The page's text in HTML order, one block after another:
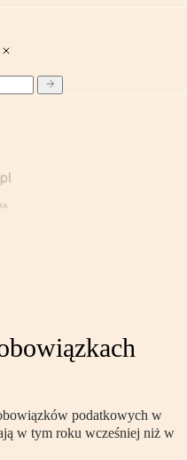
podatkowych w
w tym roku wcześniej niż w